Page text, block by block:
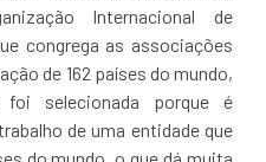
Internacional de
congrega as associações
de 162 países do mundo,
selecionada porque é
de uma entidade que